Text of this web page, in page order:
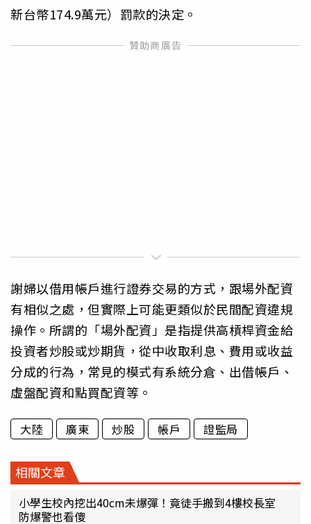
新台幣174.9萬元）罰款的決定。
謝婦以借用帳戶進行證券交易的方式，跟場外配資
有相似之處，但實際上可能更類似於民間配資違規
操作。所謂的「場外配資」是指提供高槓桿資金給
投資者炒股或炒期貨，從中收取利息、費用或收益
分成的行為，常見的模式有系統分倉、出借帳戶、
虛盤配資和點買配資等。
大陸 廣東 炒股 帳戶 證監局
相關文章
小學生校內挖出40cm未爆彈！竟徒手搬到4樓校長室
防爆警也看傻